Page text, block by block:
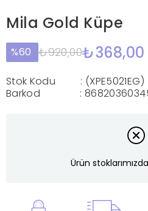
Mila Gold Küpe
60 ₺920,00₺368,00
Stok Kodu
(XPE5021EG)
Barkod
:
Ürün